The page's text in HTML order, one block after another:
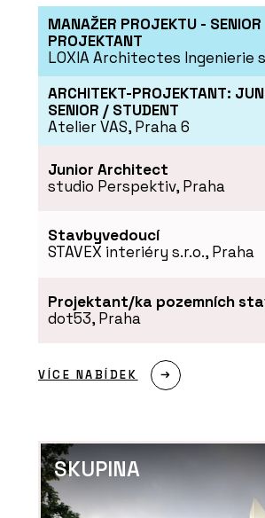
MANAŽER PROJEKTU - SENIOR
PROJEKTANT
LOXIA Architectes Ingenierie
ARCHITEKT-PROJEKTANT:
SENIOR / STUDENT
Atelier VAS, Praha 6
Junior Architect
studio Perspektiv, Praha
Stavbyvedoucí
STAVEX interiéry s.r.o., Praha
Projektant/ka pozemních
dot53, Praha
VÍCE NABÍDEK
SKUPINA